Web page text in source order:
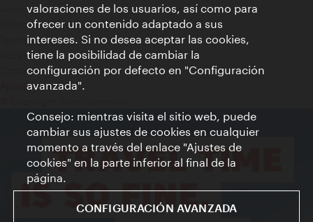
Aviso legal
Política de privacidad de datos
Terms of Use
Accesibilidad
Contacto para la prensa
Ajustes de cookie
valoraciones de los usuarios, así como para
ofrecer un contenido adaptado a sus
intereses. Si no desea aceptar las cookies,
tiene la posibilidad de cambiar la
configuración por defecto en "Configuración
avanzada".
Consejo: mientras visita el sitio web, puede
cambiar sus ajustes de cookies en cualquier
momento a través del enlace "Ajustes de
cookies" en la parte inferior al final de la
página.
CONFIGURACIÓN AVANZADA